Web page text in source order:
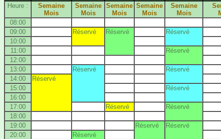
Heure :
Semaine
Mois
Semaine
Mois
Semaine
Mois
Semaine
Mois
Semaine
Mois
08:00
09:00
Réservé Réservé
Réservé
10:00
11:00
Réservé
12:00
13:00
Réservé
Réservé
14:00
Réservé
15:00
Réservé
16:00
17:00
Réservé
Réservé
18:00
19:00
Réservé
Réservé
20:00
Réservé